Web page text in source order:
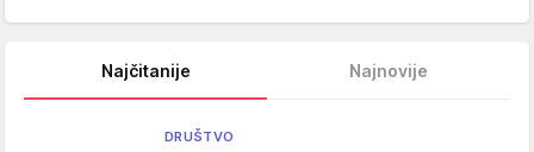
Najčitanije Najnovije
DRUŠTVO